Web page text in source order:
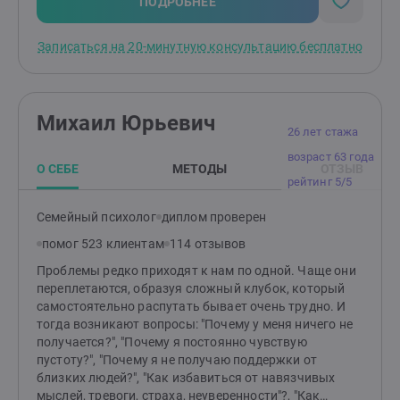
методик. КПТ (когнитивно‑поведенческая терапия),
(терапия, сфокусированная на сострадании для
применяю юнгианский анализ (как аналитически
более мягкий, бережный, без домашних заданий.
Юнгианский анализ — глубинный разговорный
причины повторяющихся сценариев, тревоги, апатии,
работе мы исследуем не только текущие события и
мысли, но и бессознательные процессы: чувства,
внутренние конфликты, защитные стратегии, а также
язык образов - сны, фантазии, ассоциации. Цель
метода усилить контакт с собой, вернуть ощущение
опоры и целостности, расширить свободу выбора и
найти личный смысл происходящего. Это основной
метод моей работы, в котором я постоянно
совершенствуюсь. Отдельно хочу выделить анализ
Записаться на 20-минутную консультацию бесплатно
26 лет стажа
возраст 63 года
рейтинг 5/5
Михаил Юрьевич
О СЕБЕ МЕТОДЫ
Семейный психолог диплом проверен
помог 523 клиентам 114 отзывов
Проблемы редко приходят к нам по одной. Чаще они
переплетаются, образуя сложный клубок, который
самостоятельно распутать бывает очень трудно. И
тогда возникают вопросы: "Почему у меня ничего не
получается?", "Почему я постоянно чувствую
пустоту?", "Почему я не получаю поддержки от
близких людей?", "Как избавиться от навязчивых
мыслей, тревоги, страха, неуверенности"?, "Как